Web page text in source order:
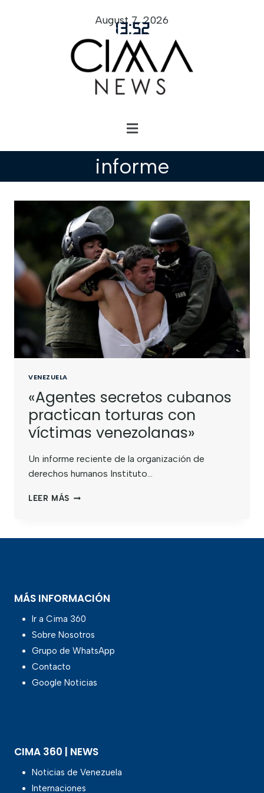
13:52
August 7, 2026
informe
VENEZUELA
«Agentes secretos cubanos
practican torturas con
víctimas venezolanas»
Un informe reciente de la organización de
derechos humanos Instituto…
LEER MÁS
MÁS INFORMACIÓN
Ir a Cima 360
Sobre Nosotros
Grupo de WhatsApp
Contacto
Google Noticias
CIMA 360 | NEWS
Noticias de Venezuela
Internaciones